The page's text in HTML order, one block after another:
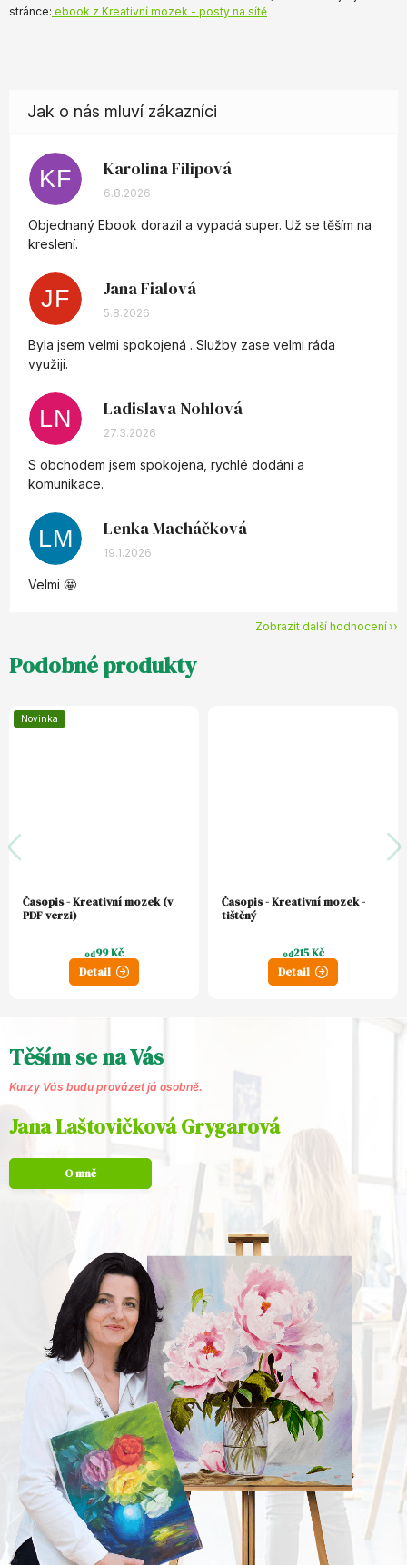
stránce: ebook z Kreativní mozek - posty na sítě
Podobné produkty
Novinka
Časopis - Kreativní mozek (v
PDF verzi)
od99 Kč
Detail
Časopis - Kreativní mozek -
tištěný
od215 Kč
Detail
KF Karolina Filipová
Hodnocení obchodu je 5 z 5 hvězdiček.
6.8.2026
Objednaný Ebook dorazil a vypadá super. Už se těším na
kreslení.
JF Jana Fialová
Hodnocení obchodu je 5 z 5 hvězdiček.
5.8.2026
Byla jsem velmi spokojená . Služby zase velmi ráda
využiji.
LN Ladislava Nohlová
Hodnocení obchodu je 5 z 5 hvězdiček.
27.3.2026
S obchodem jsem spokojena, rychlé dodání a
komunikace.
LM Lenka Macháčková
Hodnocení obchodu je 5 z 5 hvězdiček.
19.1.2026
Velmi 🤩
Zobrazit další hodnocení
Těším se na Vás
Kurzy Vás budu provázet já osobně.
Jana Laštovičková Grygarová
O mně